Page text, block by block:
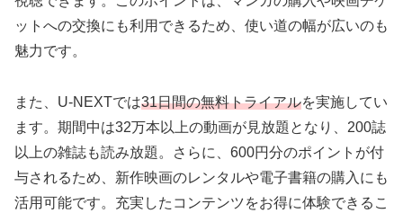
ットへの交換にも利用できるため、使い道の幅が広いのも
魅力です。
また、U-NEXTでは31日間の無料トライアルを実施してい
ます。期間中は32万本以上の動画が見放題となり、200誌
以上の雑誌も読み放題。さらに、600円分のポイントが付
与されるため、新作映画のレンタルや電子書籍の購入にも
活用可能です。充実したコンテンツをお得に体験できるこ